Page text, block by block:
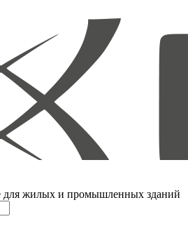
для жилых и промышленных зданий